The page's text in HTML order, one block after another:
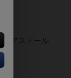
、アスドール